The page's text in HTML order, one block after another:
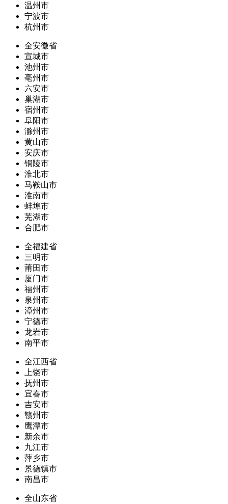
温州市
宁波市
杭州市
全安徽省
宣城市
池州市
亳州市
六安市
巢湖市
宿州市
阜阳市
滁州市
黄山市
安庆市
铜陵市
淮北市
马鞍山市
淮南市
蚌埠市
芜湖市
合肥市
全福建省
三明市
莆田市
厦门市
福州市
泉州市
漳州市
宁德市
龙岩市
南平市
全江西省
上饶市
抚州市
宜春市
吉安市
赣州市
鹰潭市
新余市
九江市
萍乡市
景德镇市
南昌市
全山东省